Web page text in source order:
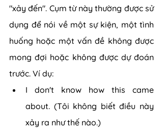
"xảy đến". Cụm từ này thường được sử
dụng để nói về một sự kiện, một tình
huống hoặc một vấn đề không được
mong đợi hoặc không được dự đoán
trước. Ví dụ:
I don't know how this came
about. (Tôi không biết điều này
xảy ra như thế nào.)